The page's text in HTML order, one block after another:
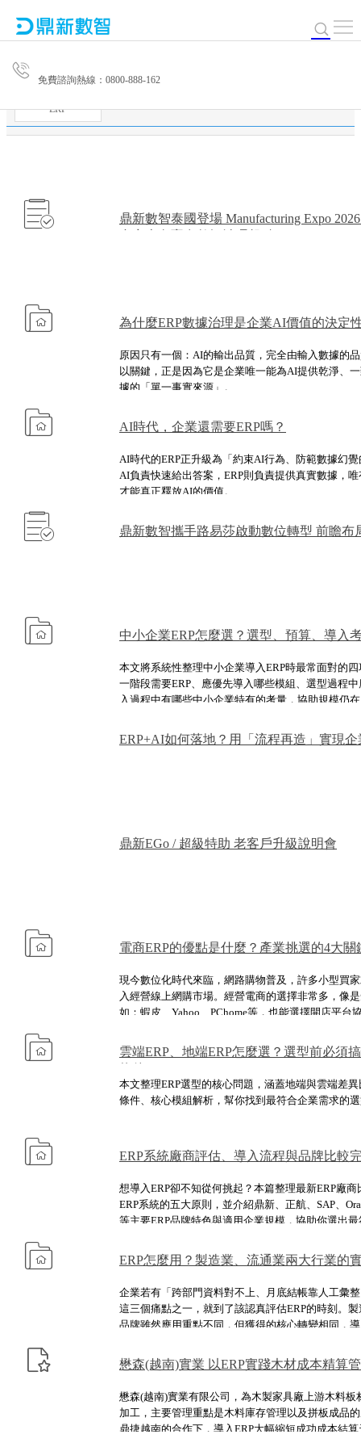
免費諮詢熱線：0800-888-162
ERP
鼎新數智泰國登場 Manufacturing Expo
為什麼ERP數據治理是企業AI價值的決定
原因只有一個：AI的輸出品質，完全由輸入數據的
以關鍵，正是因為它是企業唯一能為AI提供乾淨、
據的「單一事實來源」。
AI時代，企業還需要ERP嗎？
AI時代的ERP正升級為「約束AI行為、防範數據幻
AI負責快速給出答案，ERP則負責提供真實數據，
才能真正釋放AI的價值。
鼎新數智攜手路易莎啟動數位轉型 前瞻布
中小企業ERP怎麼選？選型、預算、導入
本文將系統性整理中小企業導入ERP時最常面對的
一階段需要ERP、應優先導入哪些模組、選型過程
入過程中有哪些中小企業特有的考量，協助規模仍
ERP+AI如何落地？用「流程再造」實現
鼎新EGo / 超級特助 老客戶升級說明會
電商ERP的優點是什麼？產業挑選的4大關
現今數位化時代來臨，網路購物普及，許多小型買
入經營線上網購市場。經營電商的選擇非常多，像
如：蝦皮、Yahoo、PChome等，也能選擇開店平台
時，也能選擇自行架設品牌電商官網。
雲端ERP、地端ERP怎麼選？選型前必須
本文整理ERP選型的核心問題，涵蓋地端與雲端差
條件、核心模組解析，幫你找到最符合企業需求的
ERP系統廠商評估、導入流程與品牌比較
想導入ERP卻不知從何挑起？本篇整理最新ERP廠
ERP系統的五大原則，並介紹鼎新、正航、SAP、
等主要ERP品牌特色與適用企業規模，協助你選出
ERP怎麼用？製造業、流通業兩大行業的
企業若有「跨部門資料對不上、月底結帳靠人工彙
這三個痛點之一，就到了該認真評估ERP的時刻。
品牌雖然應用重點不同，但獲得的核心轉變相同，
懋森(越南)實業 以ERP實踐木材成本精算
懋森(越南)實業有限公司，為木製家具廠上游木料板
加工，主要管理重點是木料庫存管理以及拼板成品
鼎捷越南的合作下，導入ERP大幅縮短成功成本結